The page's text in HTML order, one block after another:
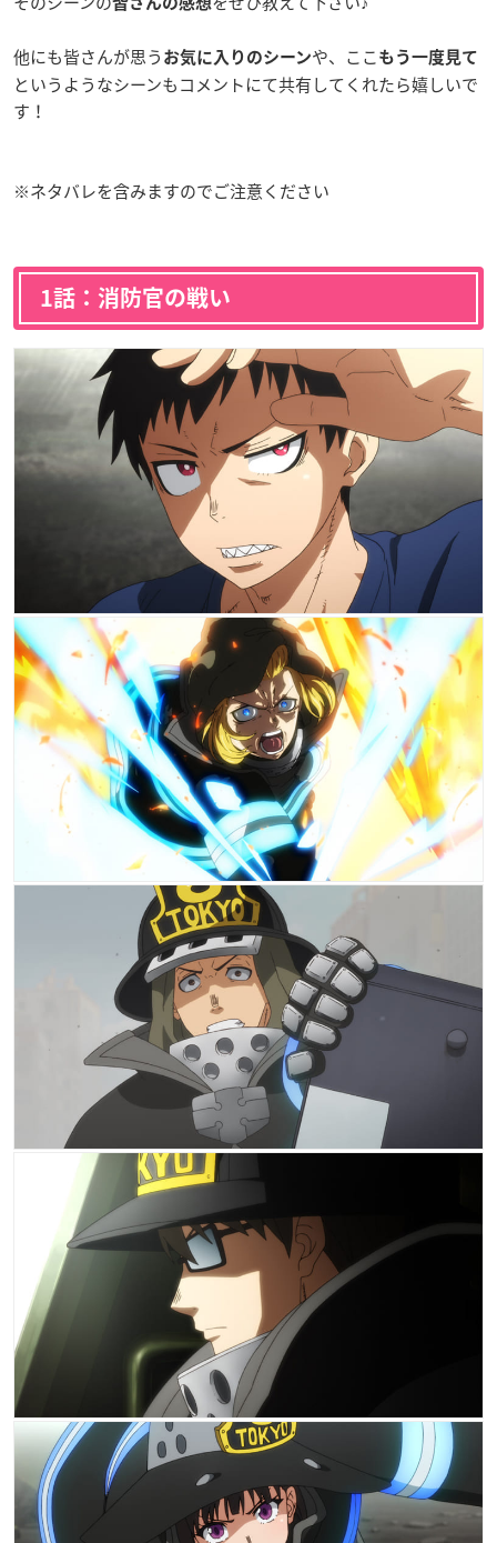
他にも皆さんが思う お気に入りのシーンや、ここ もう一度見て
というようなシーンもコメントにて共有してくれたら嬉しいで
す！
※ネタバレを含みますのでご注意ください
1話：消防官の戦い